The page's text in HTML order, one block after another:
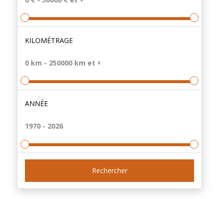
KILOMÉTRAGE
ANNÉE
Rechercher